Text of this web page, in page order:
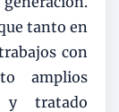
tanto en
con
amplios
y tratado